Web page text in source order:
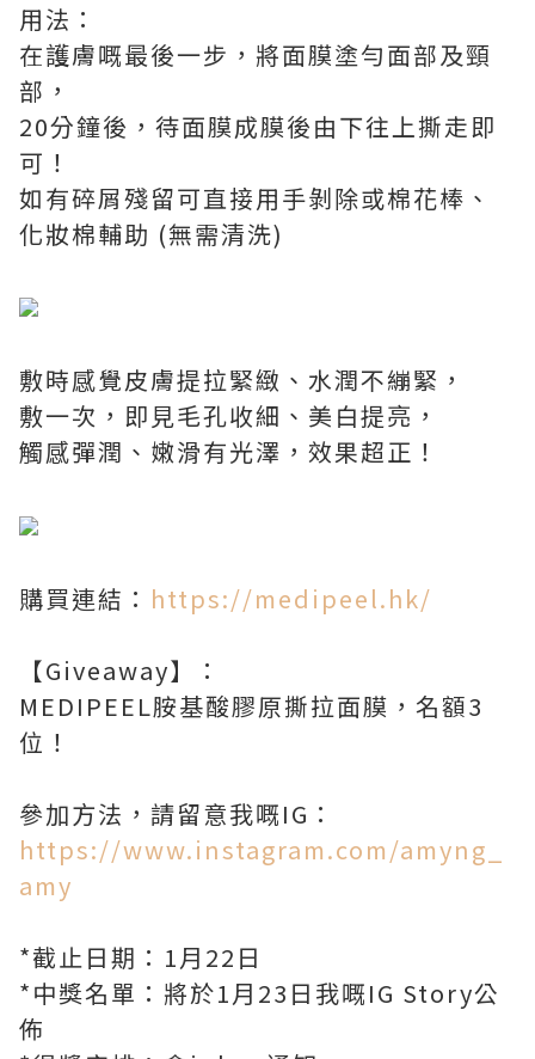
用法：
在護膚嘅最後一步，將面膜塗勻面部及頸
部，
20分鐘後，待面膜成膜後由下往上撕走即
可！
如有碎屑殘留可直接用手剝除或棉花棒、
化妝棉輔助 (無需清洗)
敷時感覺皮膚提拉緊緻、水潤不繃緊，
敷一次，即見毛孔收細、美白提亮，
觸感彈潤、嫩滑有光澤，效果超正！
購買連結： https://medipeel.hk/
【Giveaway】：
MEDIPEEL胺基酸膠原撕拉面膜，名額3
位！
參加方法，請留意我嘅IG：
https://www.instagram.com/amyng_
amy
*截止日期：1月22日
*中獎名單：將於1月23日我嘅IG Story公
佈